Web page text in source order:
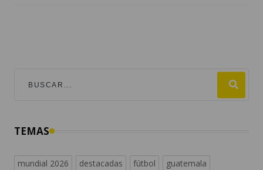
TEMAS
mundial 2026 destacadas fútbol
guatemala